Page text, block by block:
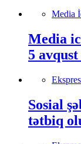
Media
Media
5
Sosial
tətbiq